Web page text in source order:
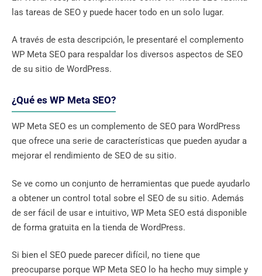
las tareas de SEO y puede hacer todo en un solo lugar.
A través de esta descripción, le presentaré el complemento
WP Meta SEO para respaldar los diversos aspectos de SEO
de su sitio de WordPress.
¿Qué es WP Meta SEO?
WP Meta SEO es un complemento de SEO para WordPress
que ofrece una serie de características que pueden ayudar a
mejorar el rendimiento de SEO de su sitio.
Se ve como un conjunto de herramientas que puede ayudarlo
a obtener un control total sobre el SEO de su sitio. Además
de ser fácil de usar e intuitivo, WP Meta SEO está disponible
de forma gratuita en la tienda de WordPress.
Si bien el SEO puede parecer difícil, no tiene que
preocuparse porque WP Meta SEO lo ha hecho muy simple y